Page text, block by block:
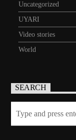
Uncategorized
UYARI
Video stories
World
SEARCH